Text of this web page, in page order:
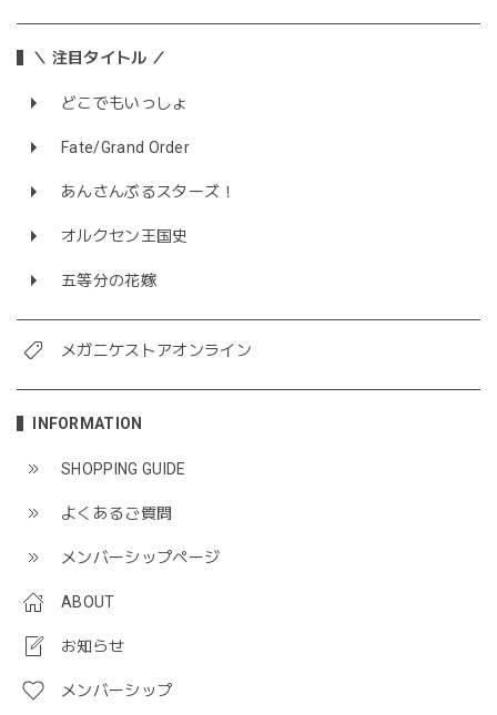
＼ 注目タイトル ／
どこでもいっしょ
Fate/Grand Order
あんさんぶるスターズ！
オルクセン王国史
五等分の花嫁
メガニケストアオンライン
INFORMATION
SHOPPING GUIDE
よくあるご質問
メンバーシップページ
ABOUT
お知らせ
メンバーシップ